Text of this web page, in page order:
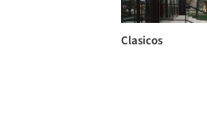
Clasicos